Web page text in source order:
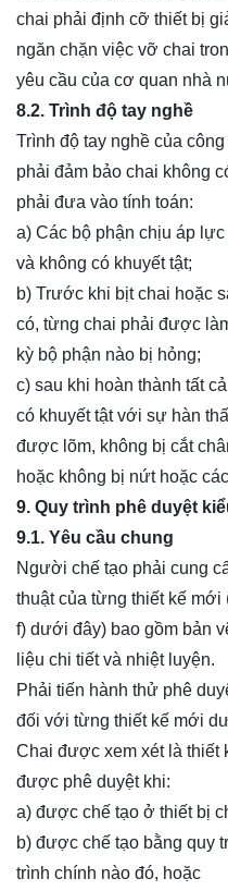
chai phải định cỡ thiết bị
ngăn chặn việc vỡ chai
yêu cầu của cơ quan nhà
8.2. Trình độ tay nghề
Trình độ tay nghề của
phải đảm bảo chai không
phải đưa vào tính toán:
a) Các bộ phận chịu áp
và không có khuyết tật;
b) Trước khi bịt chai hoặc
có, từng chai phải được
kỳ bộ phận nào bị hỏng;
c) sau khi hoàn thành tất
có khuyết tật với sự hàn
được lõm, không bị cắt
hoặc không bị nứt hoặc
9. Quy trình phê duyệt
9.1. Yêu cầu chung
Người chế tạo phải cung
thuật của từng thiết kế
f) dưới đây) bao gồm bản
liệu chi tiết và nhiệt luyện.
Phải tiến hành thử phê
đối với từng thiết kế mới
Chai được xem xét là thiết
được phê duyệt khi:
a) được chế tạo ở thiết bị
b) được chế tạo bằng quy
trình chính nào đó, hoặc